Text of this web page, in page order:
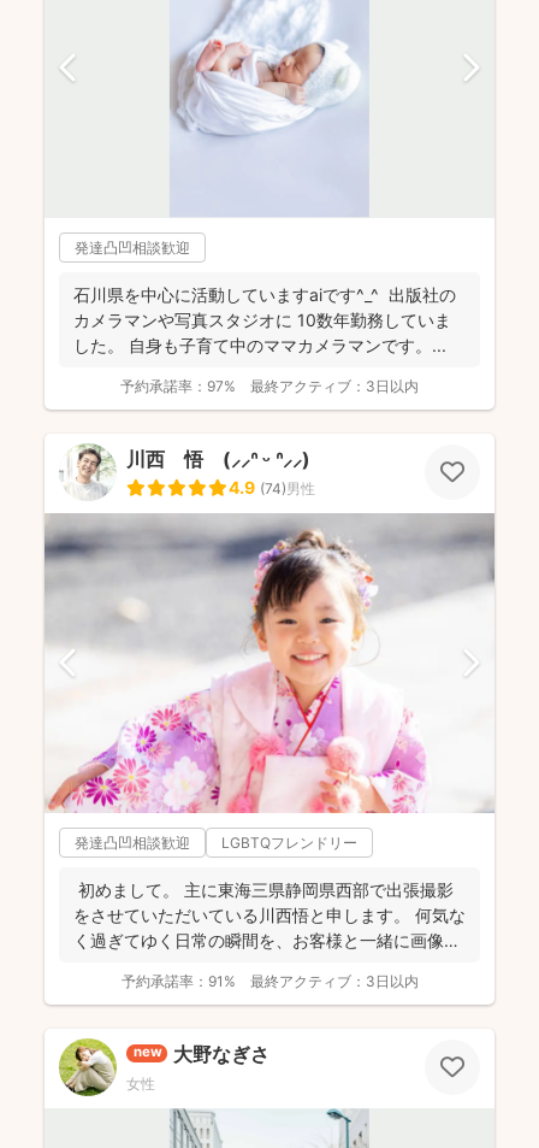
発達凸凹相談歓迎
石川県を中心に活動していますaiです^_^ 出版社の
カメラマンや写真スタジオに 10数年勤務していま
した。 自身も子育て中のママカメラマンです。...
予約承諾率： 97% 最終アクティブ： 3日以内
川西 悟 (⸝⸝ᐢ ᵕ ᐢ⸝⸝)
4.9 (74)男性
発達凸凹相談歓迎 LGBTQフレンドリー
初めまして。 主に東海三県静岡県西部で出張撮影
をさせていただいている川西悟と申します。 何気な
く過ぎてゆく日常の瞬間を、お客様と一緒に画像と
予約承諾率： 91% 最終アクティブ： 3日以内
new 大野なぎさ
女性